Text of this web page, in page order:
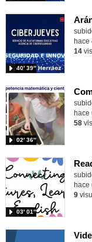
40′ 39″
hace
14
02′ 36″
hace
58
03′ 01″
hace
9